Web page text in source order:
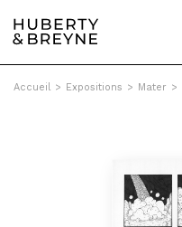
Accueil > Expositions > Mater >